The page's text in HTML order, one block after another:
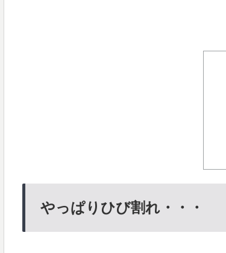
やっぱりひび割れ・・・